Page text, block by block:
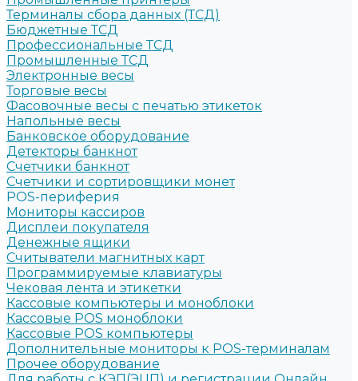
Терминалы сбора данных (ТСД)
Бюджетные ТСД
Профессиональные ТСД
Промышленные ТСД
Электронные весы
Торговые весы
Фасовочные весы с печатью этикеток
Напольные весы
Банковское оборудование
Детекторы банкнот
Счетчики банкнот
Счетчики и сортировщики монет
POS-периферия
Мониторы кассиров
Дисплеи покупателя
Денежные ящики
Считыватели магнитных карт
Программируемые клавиатуры
Чековая лента и этикетки
Кассовые компьютеры и моноблоки
Кассовые POS моноблоки
Кассовые POS компьютеры
Дополнительные мониторы к POS-терминалам
Прочее оборудование